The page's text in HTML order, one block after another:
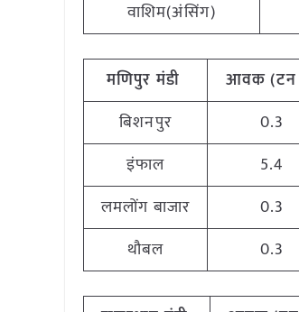
वाशिम(अंसिंग)
मणिपुर मंडी आवक (टन
बिशनपुर
0.3
इंफाल
5.4
लमलोंग बाजार
0.3
थौबल
0.3